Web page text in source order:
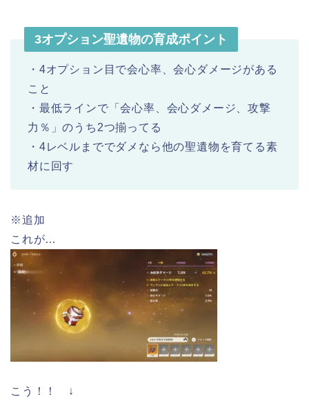
3オプション聖遺物の育成ポイント
・4オプション目で会心率、会心ダメージがある
こと
・最低ラインで「会心率、会心ダメージ、攻撃
力％」のうち2つ揃ってる
・4レベルまででダメなら他の聖遺物を育てる素
材に回す
※追加
これが…
こう！！ ↓